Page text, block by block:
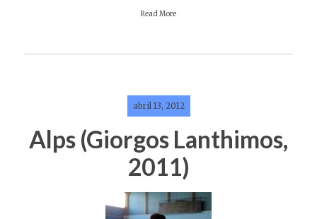
Read More
abril 13, 2012
Alps (Giorgos Lanthimos,
2011)